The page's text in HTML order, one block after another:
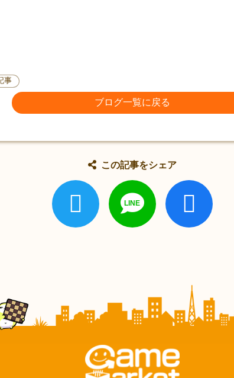
事
ブログ一覧に戻る
この記事をシェア